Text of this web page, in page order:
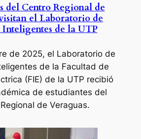
del Centro Regional de
el Laboratorio de
Inteligentes de la UTP
de 2025, el Laboratorio de
de la Facultad de
(FIE) de la UTP recibió
de estudiantes del
de Veraguas.